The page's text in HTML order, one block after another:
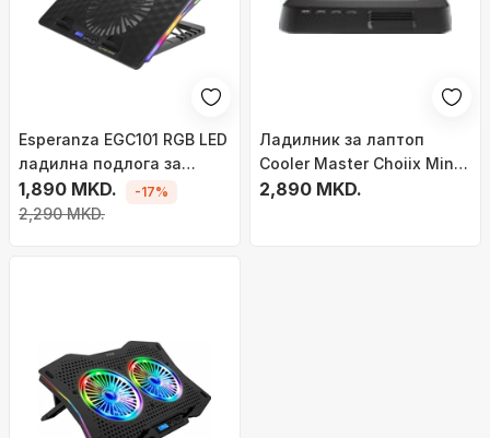
Esperanza EGC101 RGB LED
ладилна подлога за
лаптоп, црна
1,890 MKD.
2,290 MKD.
-17%
Ладилник за лаптоп
Cooler Master Choiix Mini
Air C HL02 KP, 7"-12", HUB
2,890 MKD.